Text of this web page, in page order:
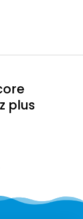
plus